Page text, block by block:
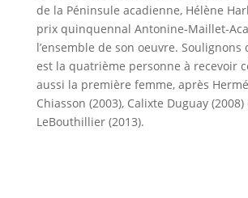
de la Péninsule acadienne, Hélène
prix quinquennal Antonine-Maillet-
l’ensemble de son oeuvre. Soulignons
est la quatrième personne à recevoir
aussi la première femme, après
Chiasson (2003), Calixte Duguay
LeBouthillier (2013).